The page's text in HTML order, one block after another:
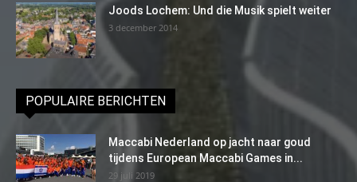
Joods Lochem: Und die Musik spielt weiter
3 december 2014
POPULAIRE BERICHTEN
Maccabi Nederland op jacht naar goud
tijdens European Maccabi Games in...
29 juli 2019